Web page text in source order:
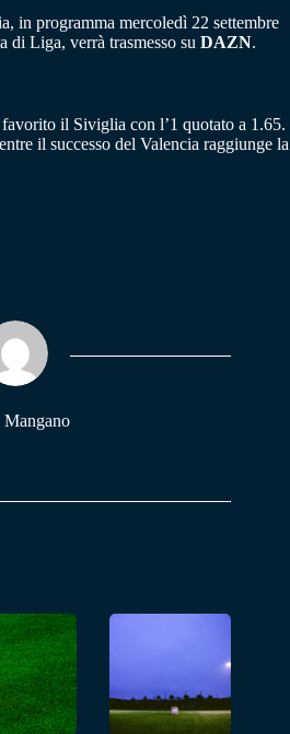
in programma mercoledì 22 settembre
di Liga, verrà trasmesso su DAZN.
il Siviglia con l’1 quotato a 1.65.
il successo del Valencia raggiunge la
Mangano